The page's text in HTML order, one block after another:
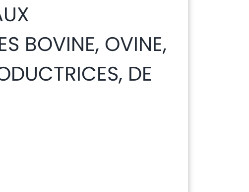
BOVINE, OVINE,
DE